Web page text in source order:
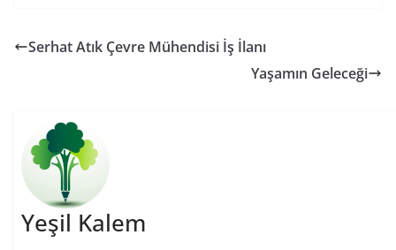
Serhat Atık Çevre Mühendisi İş İlanı
Yaşamın Geleceği
Yeşil Kalem